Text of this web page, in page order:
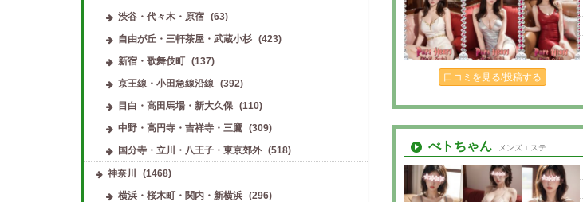
口コミを見る/投稿する
べトちゃん メンズエステ
渋谷・代々木・原宿
(63)
自由が丘・三軒茶屋・武蔵小杉
(423)
新宿・歌舞伎町
(137)
京王線・小田急線沿線
(392)
目白・高田馬場・新大久保
(110)
中野・高円寺・吉祥寺・三鷹
(309)
国分寺・立川・八王子・東京郊外
(518)
神奈川
(1468)
横浜・桜木町・関内・新横浜
(296)